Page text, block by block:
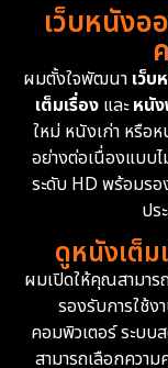
เว็บหนังอ
ผมตั้งใจพัฒนา เว็บ
เต็มเรื่อง และหนัง
ใหม่ หนังเก่า หรือ
อย่างต่อเนื่องแบบ
ระดับ HD พร้อมร
ปร
ดูหนังเต็
ผมเปิดให้คุณสามาร
รองรับการใช้
คอมพิวเตอร์ ระบบ
สามารถเลือกควา